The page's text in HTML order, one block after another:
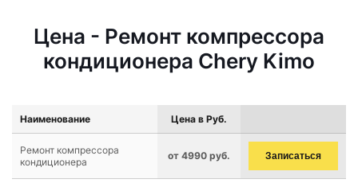
Цена - Ремонт компрессора
кондиционера Chery Kimo
Наименование Цена в Руб.
Ремонт компрессора
кондиционера
от 4990 руб. Записаться